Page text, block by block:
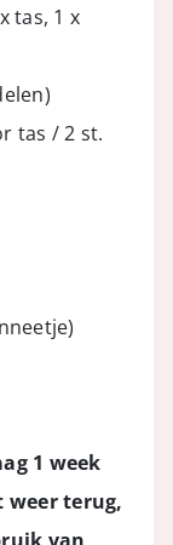
tas, 1 x
tas / 2 st.
1 week
weer terug,